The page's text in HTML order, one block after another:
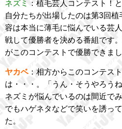
ネズミ
：植毛芸人コンテスト！
自分たちが出場したのは第3回
容は本当に薄毛に悩んでいる芸
戦して優勝者を決める番組です
がこのコンテストで優勝できまし
ヤカベ：相方からこのコンテス
は・・・。「うん・そうやろう
ネズミが悩んでいるのは間近で
でもハゲネタなどで笑いを誘っ
た。